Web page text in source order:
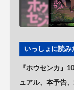
いっしょに読み
『ホウセンカ』
ュアル、本予告